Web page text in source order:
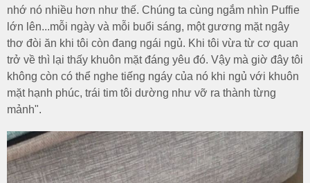
nhớ nó nhiều hơn như thế. Chúng ta cùng ngắm nhìn Puffie
lớn lên...mỗi ngày và mỗi buổi sáng, một gương mặt ngây
thơ đòi ăn khi tôi còn đang ngái ngủ. Khi tôi vừa từ cơ quan
trở về thì lại thấy khuôn mặt đáng yêu đó. Vậy mà giờ đây tôi
không còn có thể nghe tiếng ngáy của nó khi ngủ với khuôn
mặt hạnh phúc, trái tim tôi dường như vỡ ra thành từng
mảnh".